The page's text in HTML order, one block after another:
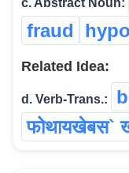
fraud
Related Idea:
d. Verb-Trans.:
फोथायखेबस`